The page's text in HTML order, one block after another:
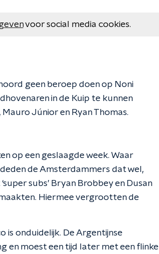
voor social media cookies.
geen beroep doen op Noni
in de Kuip te kunnen
Júnior en Ryan Thomas.
op een geslaagde week. Waar
de Amsterdammers dat wel,
subs’ Bryan Brobbey en Dusan
Hiermee vergrootten de
is onduidelijk. De Argentijnse
en moest een tijd later met een flinke